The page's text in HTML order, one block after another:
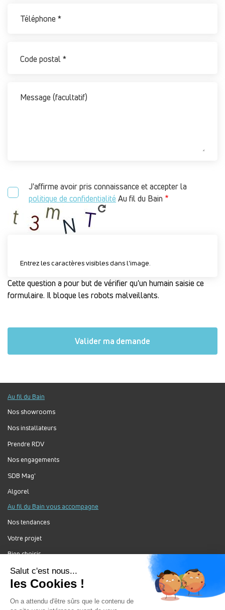
J'affirme avoir pris connaissance et accepter la
politique de confidentialitéAu fil du Bain
Entrez les caractères visibles dans l'image.
Cette question a pour but de vérifier qu'un humain saisie ce
formulaire. Il bloque les robots malveillants.
Au fil du Bain
Nos showrooms
Nos installateurs
Prendre RDV
Nos engagements
SDB Mag'
Algorel
Au fil du Bain vous accompagne
Nos tendances
Votre projet
Bien choisir
Forum Au Fil du Bain
Nos produits